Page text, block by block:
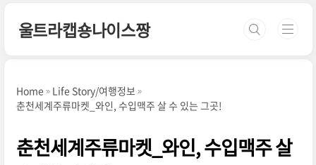
울트라캡숑나이스짱
Home
Life Story/여행정보
춘천세계주류마켓_와인, 수입맥주 살 수 있는 그곳!
춘천세계주류마켓_와인, 수입맥주 살